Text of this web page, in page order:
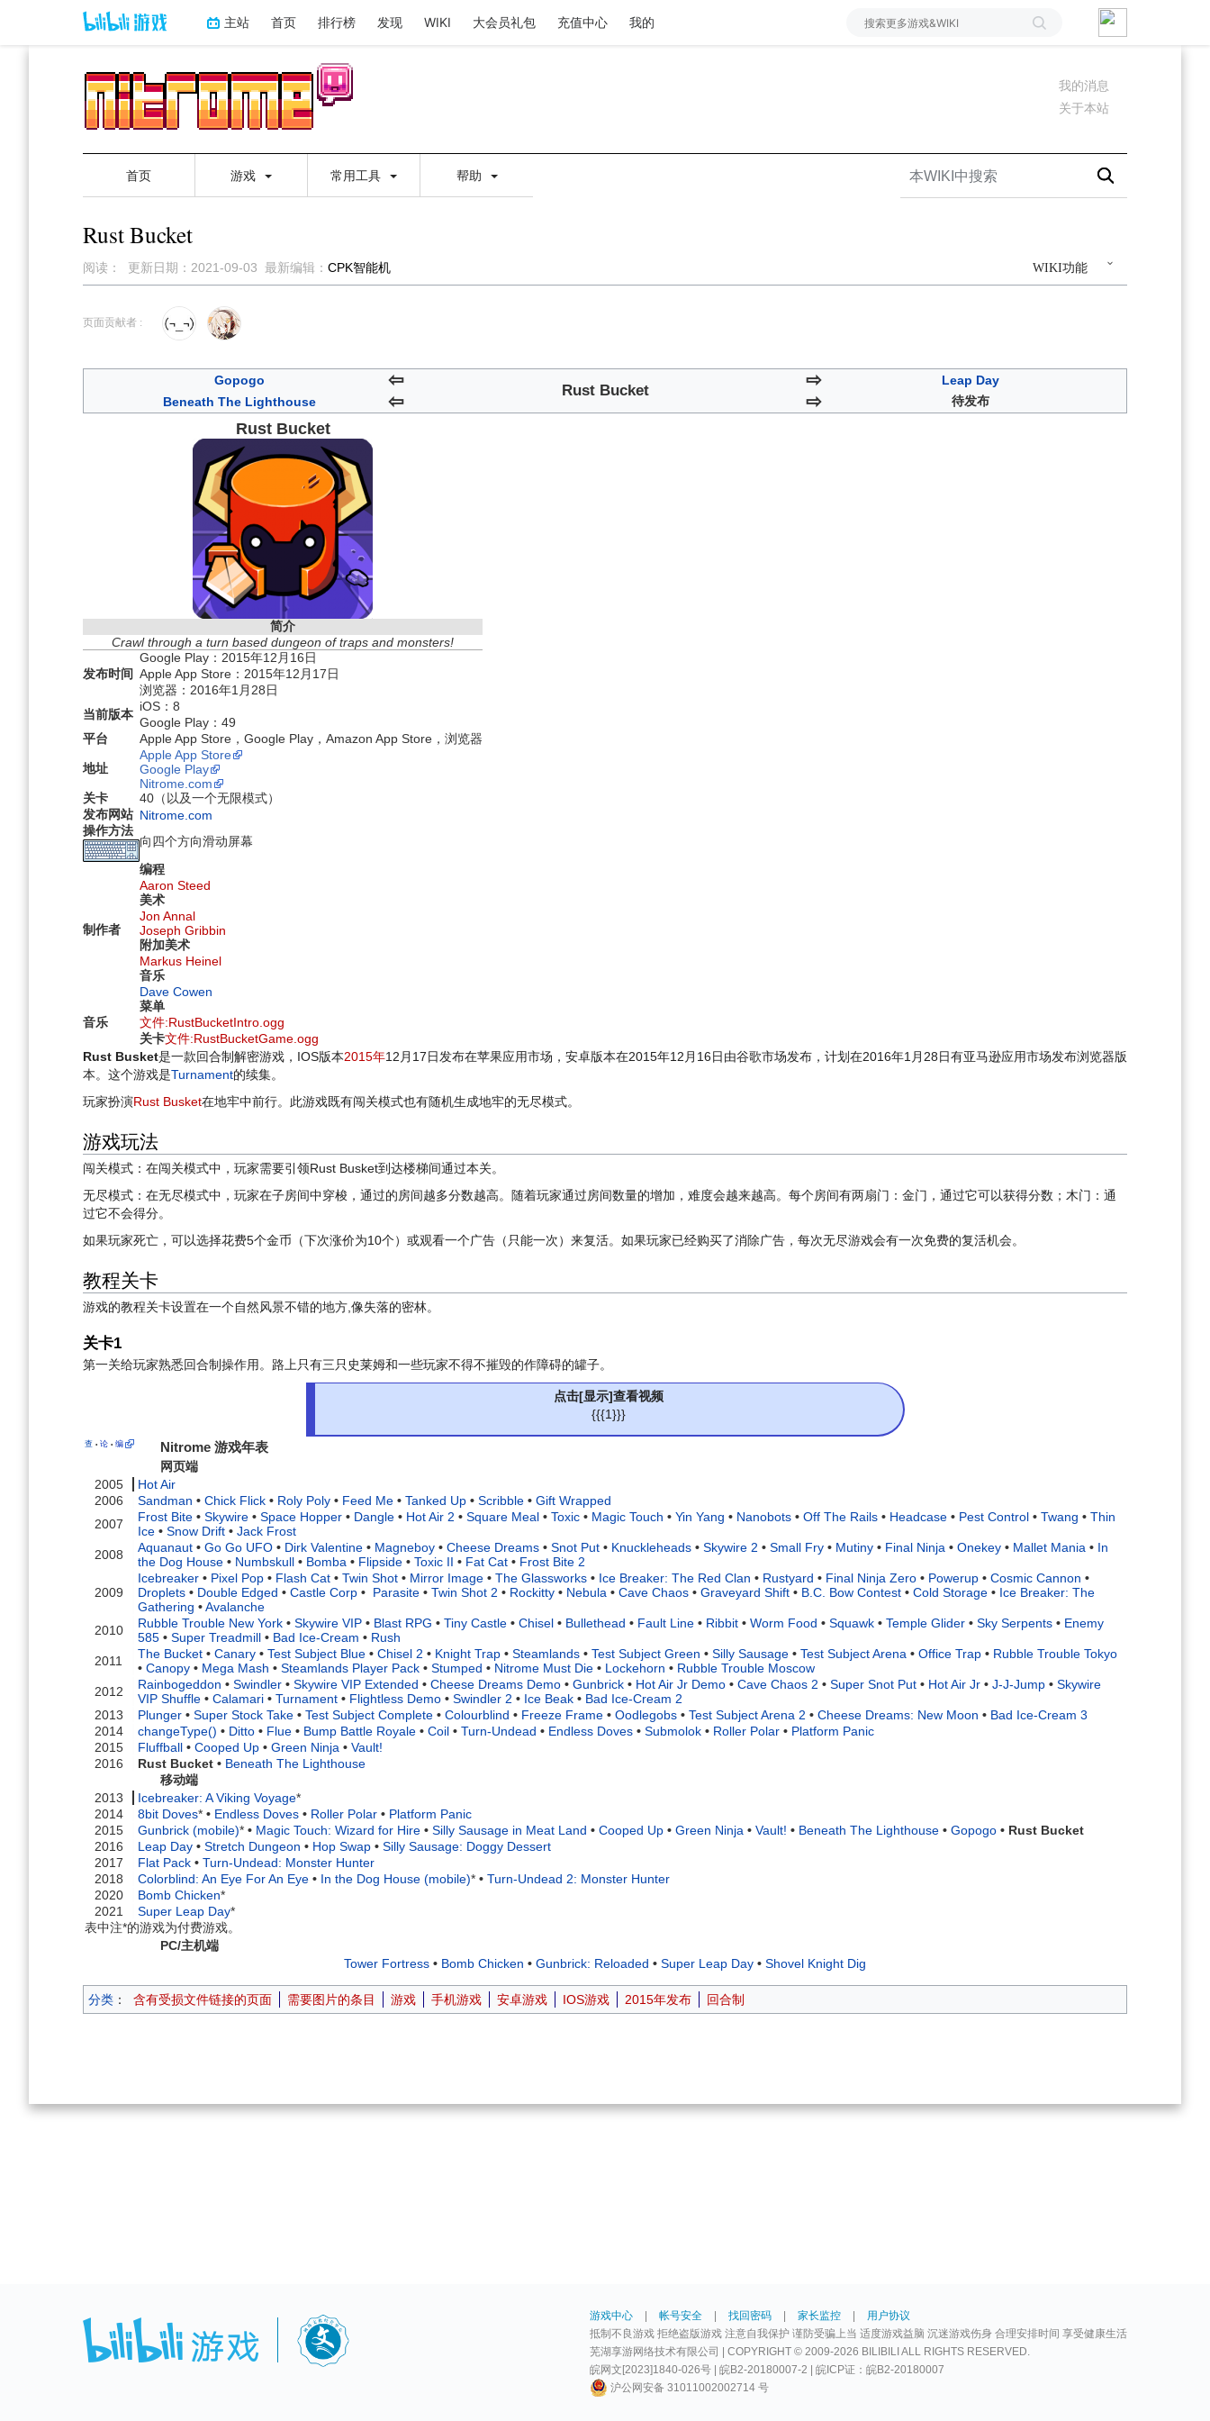
主站 首页 排行榜 发现 WIKI 大会员礼包 充值中心 我的
我的消息
关于本站
首页 游戏 常用工具 帮助
Rust Bucket
WIKI功能
阅读： 更新日期： 2021-09-03 最新编辑： CPK智能机
到
到
页面贡献者 :
Gopogo ⇦
Rust Bucket
⇨
Leap Day
Beneath The Lighthouse
⇦ ⇨ 待发布
Rust Bucket
简介
Crawl through a turn based dungeon of traps and monsters!
发布时间
Google Play：2015年12月16日
Apple App Store：2015年12月17日
浏览器：2016年1月28日
当前版本
iOS：8
Google Play：49
平台
Apple App Store，Google Play，Amazon App Store，浏览器
地址
Apple App Store
Google Play
Nitrome.com
关卡
40（以及一个无限模式）
发布网站 Nitrome.com
操作方法
向四个方向滑动屏幕
制作者
编程
Aaron Steed
美术
Jon Annal
Joseph Gribbin
附加美术
Markus Heinel
音乐
Dave Cowen
音乐
菜单
文件:RustBucketIntro.ogg
关卡文件:RustBucketGame.ogg
Rust Busket是一款回合制解密游戏，IOS版本2015年12月17日发布在苹果应用市场，安卓版本在2015年12月16日由谷歌市场发布，计划在2016年1月28日有亚马逊应用市场发布浏览器版
本。这个游戏是Turnament的续集。
玩家扮演Rust Busket在地牢中前行。此游戏既有闯关模式也有随机生成地牢的无尽模式。
游戏玩法
闯关模式：在闯关模式中，玩家需要引领Rust Busket到达楼梯间通过本关。
无尽模式：在无尽模式中，玩家在子房间中穿梭，通过的房间越多分数越高。随着玩家通过房间数量的增加，难度会越来越高。每个房间有两扇门：金门，通过它可以获得分数；木门：通
过它不会得分。
如果玩家死亡，可以选择花费5个金币（下次涨价为10个）或观看一个广告（只能一次）来复活。如果玩家已经购买了消除广告，每次无尽游戏会有一次免费的复活机会。
教程关卡
游戏的教程关卡设置在一个自然风景不错的地方,像失落的密林。
关卡1
第一关给玩家熟悉回合制操作用。路上只有三只史莱姆和一些玩家不得不摧毁的作障碍的罐子。
点击[显示]查看视频
{{{1}}}
查 • 论 • 编 Nitrome 游戏年表
网页端
2005
Hot Air
2006
Sandman • Chick Flick • Roly Poly • Feed Me • Tanked Up • Scribble • Gift Wrapped
2007
Frost Bite • Skywire • Space Hopper • Dangle • Hot Air 2 • Square Meal • Toxic • Magic Touch • Yin Yang • Nanobots • Off The Rails • Headcase • Pest Control • Twang • Thin
Ice • Snow Drift • Jack Frost
2008
Aquanaut • Go Go UFO • Dirk Valentine • Magneboy • Cheese Dreams • Snot Put • Knuckleheads • Skywire 2 • Small Fry • Mutiny • Final Ninja • Onekey • Mallet Mania • In
the Dog House • Numbskull • Bomba • Flipside • Toxic II • Fat Cat • Frost Bite 2
2009
Icebreaker • Pixel Pop • Flash Cat • Twin Shot • Mirror Image • The Glassworks • Ice Breaker: The Red Clan • Rustyard • Final Ninja Zero • Powerup • Cosmic Cannon •
Droplets • Double Edged • Castle Corp • Parasite • Twin Shot 2 • Rockitty • Nebula • Cave Chaos • Graveyard Shift • B.C. Bow Contest • Cold Storage • Ice Breaker: The
Gathering • Avalanche
2010
Rubble Trouble New York • Skywire VIP • Blast RPG • Tiny Castle • Chisel • Bullethead • Fault Line • Ribbit • Worm Food • Squawk • Temple Glider • Sky Serpents • Enemy
585 • Super Treadmill • Bad Ice-Cream • Rush
2011
The Bucket • Canary • Test Subject Blue • Chisel 2 • Knight Trap • Steamlands • Test Subject Green • Silly Sausage • Test Subject Arena • Office Trap • Rubble Trouble Tokyo
• Canopy • Mega Mash • Steamlands Player Pack • Stumped • Nitrome Must Die • Lockehorn • Rubble Trouble Moscow
2012
Rainbogeddon • Swindler • Skywire VIP Extended • Cheese Dreams Demo • Gunbrick • Hot Air Jr Demo • Cave Chaos 2 • Super Snot Put • Hot Air Jr • J-J-Jump • Skywire
VIP Shuffle • Calamari • Turnament • Flightless Demo • Swindler 2 • Ice Beak • Bad Ice-Cream 2
2013
Plunger • Super Stock Take • Test Subject Complete • Colourblind • Freeze Frame • Oodlegobs • Test Subject Arena 2 • Cheese Dreams: New Moon • Bad Ice-Cream 3
2014
changeType() • Ditto • Flue • Bump Battle Royale • Coil • Turn-Undead • Endless Doves • Submolok • Roller Polar • Platform Panic
2015
Fluffball • Cooped Up • Green Ninja • Vault!
2016
Rust Bucket • Beneath The Lighthouse
移动端
2013
Icebreaker: A Viking Voyage*
2014
8bit Doves* • Endless Doves • Roller Polar • Platform Panic
2015
Gunbrick (mobile)* • Magic Touch: Wizard for Hire • Silly Sausage in Meat Land • Cooped Up • Green Ninja • Vault! • Beneath The Lighthouse • Gopogo • Rust Bucket
2016
Leap Day • Stretch Dungeon • Hop Swap • Silly Sausage: Doggy Dessert
2017
Flat Pack • Turn-Undead: Monster Hunter
2018
Colorblind: An Eye For An Eye • In the Dog House (mobile)* • Turn-Undead 2: Monster Hunter
2020
Bomb Chicken*
2021
Super Leap Day*
表中注*的游戏为付费游戏。
PC/主机端
Tower Fortress • Bomb Chicken • Gunbrick: Reloaded • Super Leap Day • Shovel Knight Dig
分类 ： 含有受损文件链接的页面 需要图片的条目 游戏 手机游戏 安卓游戏 IOS游戏 2015年发布 回合制
游戏中心 帐号安全 找回密码 家长监控
用户协议
抵制不良游戏 拒绝盗版游戏 注意自我保护 谨防受骗上当 适度游戏益脑 沉迷游戏伤身 合理安排时间 享受健康生活
芜湖享游网络技术有限公司 | COPYRIGHT © 2009-2026 BILIBILI ALL RIGHTS RESERVED.
皖网文[2023]1840-026号 | 皖B2-20180007-2 | 皖ICP证：皖B2-20180007
沪公网安备 31011002002714 号